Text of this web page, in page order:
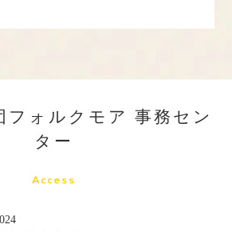
フォルクモア 事務セン
ター
Access